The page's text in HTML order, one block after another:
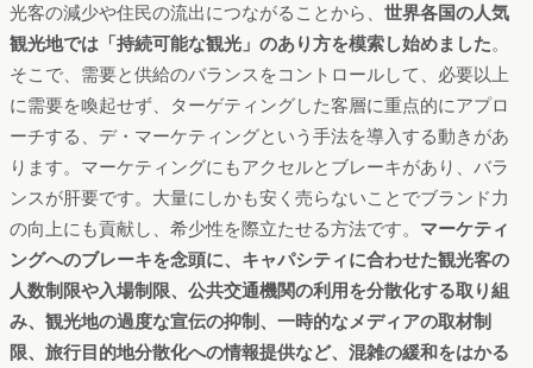
光客の減少や住民の流出につながることから、 世界各国の人気
観光地では「持続可能な観光」のあり方を模索し始めました。
そこで、需要と供給のバランスをコントロールして、必要以上
に需要を喚起せず、ターゲティングした客層に重点的にアプロ
ーチする、デ・マーケティングという手法を導入する動きがあ
ります。マーケティングにもアクセルとブレーキがあり、バラ
ンスが肝要です。大量にしかも安く売らないことでブランド力
の向上にも貢献し、希少性を際立たせる方法です。 マーケティ
ングへのブレーキを念頭に、キャパシティに合わせた観光客の
人数制限や入場制限、公共交通機関の利用を分散化する取り組
み、観光地の過度な宣伝の抑制、一時的なメディアの取材制
限、旅行目的地分散化への情報提供など、混雑の緩和をはかる